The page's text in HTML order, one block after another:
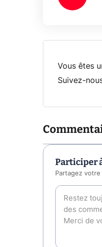
Vous êtes
Suivez-
Participer
Partagez